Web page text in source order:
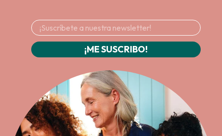
¡ME SUSCRIBO!